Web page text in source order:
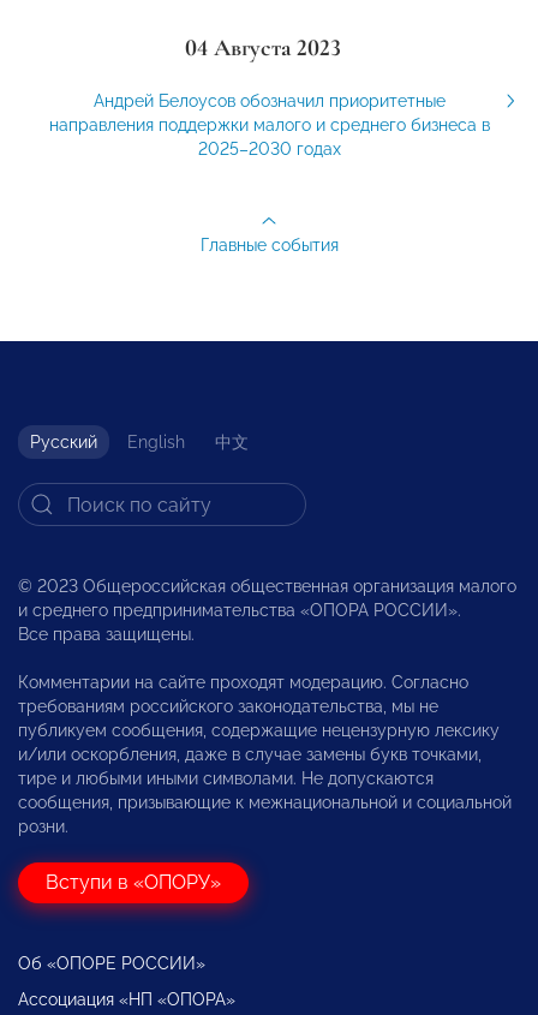
04 Августа 2023
Андрей Белоусов обозначил приоритетные
направления поддержки малого и среднего бизнеса в
2025–2030 годах
Главные события
Русский English 中文
© 2023 Общероссийская общественная организация малого
и среднего предпринимательства «ОПОРА РОССИИ».
Все права защищены.
Комментарии на сайте проходят модерацию. Согласно
требованиям российского законодательства, мы не
публикуем сообщения, содержащие нецензурную лексику
и/или оскорбления, даже в случае замены букв точками,
тире и любыми иными символами. Не допускаются
сообщения, призывающие к межнациональной и социальной
розни.
Вступи в «ОПОРУ»
Об «ОПОРЕ РОССИИ»
Ассоциация «НП «ОПОРА»